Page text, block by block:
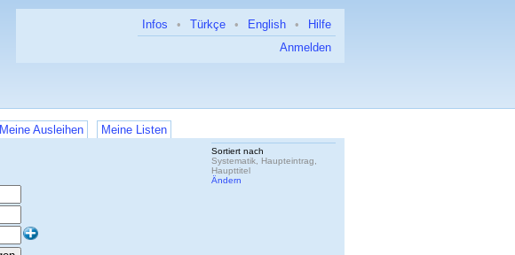
Hilfe
•
English
•
Türkçe
•
Infos
Anmelden
Meine Ausleihen Meine Listen
Sortiert nach
Systematik, Haupteintrag,
Haupttitel
Ändern